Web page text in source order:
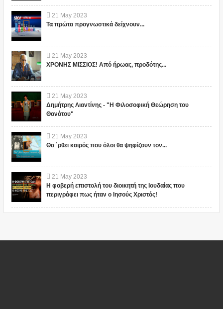
21 May 2023
Τα πρώτα προγνωστικά δείχνουν...
21 May 2023
ΧΡΟΝΗΣ ΜΙΣΣΙΟΣ! Από ήρωας, προδότης...
21 May 2023
Δημήτρης Λιαντίνης - "Η Φιλοσοφική Θεώρηση του
Θανάτου"
21 May 2023
Θα ΄ρθει καιρός που όλοι θα ψηφίζουν τον...
21 May 2023
Η φοβερή επιστολή του διοικητή της Ιουδαίας που
περιγράφει πως ήταν ο Ιησούς Χριστός!